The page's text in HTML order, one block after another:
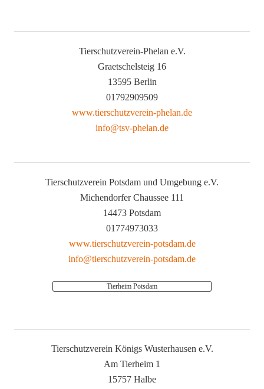
Tierschutzverein-Phelan e.V.
Graetschelsteig 16
13595 Berlin
01792909509
www.tierschutzverein-phelan.de
info@tsv-phelan.de
Tierschutzverein Potsdam und Umgebung e.V.
Michendorfer Chaussee 111
14473 Potsdam
01774973033
www.tierschutzverein-potsdam.de
info@tierschutzverein-potsdam.de
Tierheim Potsdam
Tierschutzverein Königs Wusterhausen e.V.
Am Tierheim 1
15757 Halbe